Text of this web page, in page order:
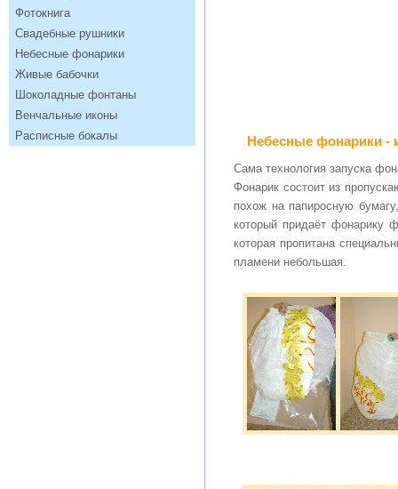
Фотокнига
Свадебные рушники
Небесные фонарики
Живые бабочки
Шоколадные фонтаны
Венчальные иконы
Расписные бокалы
Небесные фонарики -
Сама технология запуска
Фонарик состоит из
похож на папиросную
который придаёт фонарику
которая пропитана
пламени небольшая.